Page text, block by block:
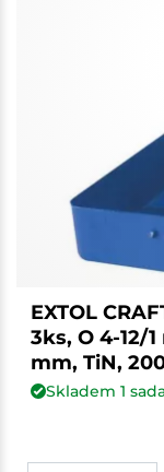
EXTOL
3ks, O 4-12/
mm, TiN,
Skladem 1